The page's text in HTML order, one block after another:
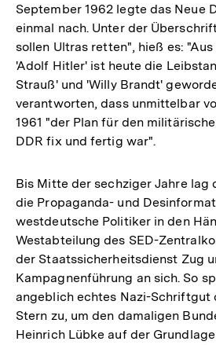
September 1962 legte das Neue
einmal nach. Unter der
sollen Ultras retten", hieß es:
'Adolf Hitler' ist heute die
Strauß' und 'Willy Brandt'
verantworten, dass unmittelbar
1961 "der Plan für den
DDR fix und fertig war".
Bis Mitte der sechziger Jahre lag
die Propaganda- und
westdeutsche Politiker in den
Westabteilung des SED-
der Staatssicherheitsdienst Zug
Kampagnenführung an sich. So
angeblich echtes Nazi-Schriftgut
Stern zu, um den damaligen
Heinrich Lübke auf der